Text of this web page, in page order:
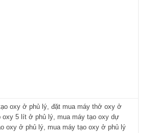
oxy ở phủ lý, đặt mua máy thở oxy ở
oxy 5 lít ở phủ lý, mua máy tạo oxy dự
oxy ở phủ lý, mua máy tạo oxy ở phủ lý